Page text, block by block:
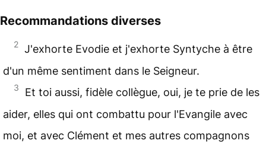
Recommandations diverses
2 J'exhorte Evodie et j'exhorte Syntyche à être
d'un même sentiment dans le Seigneur.
3
Et toi aussi, fidèle collègue, oui, je te prie de les
aider, elles qui ont combattu pour l'Evangile avec
moi, et avec Clément et mes autres compagnons